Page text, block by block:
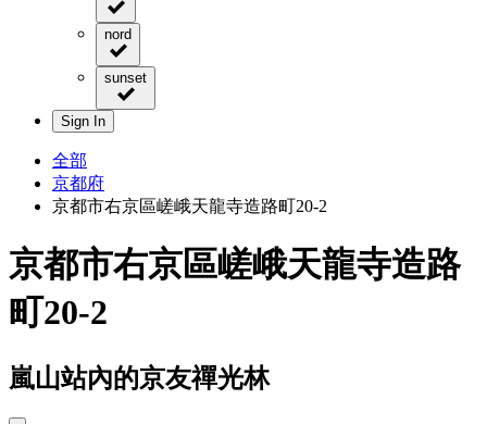
nord
sunset
Sign In
全部
京都府
京都市右京區嵯峨天龍寺造路町20-2
京都市右京區嵯峨天龍寺造路
町20-2
嵐山站內的京友禪光林